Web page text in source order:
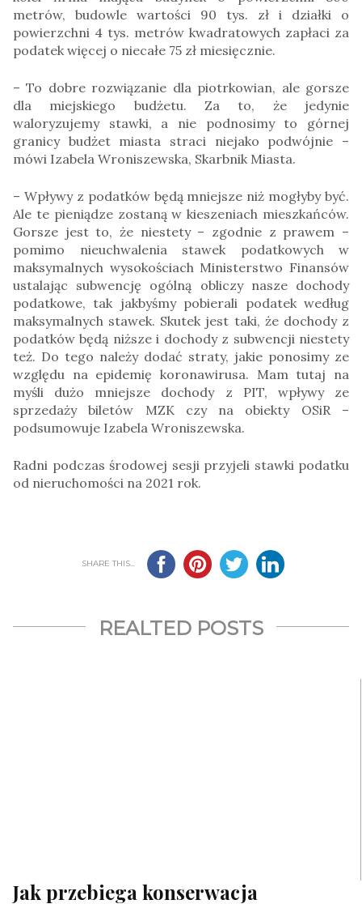
metrów, budowle wartości 90 tys. zł i działki o
powierzchni 4 tys. metrów kwadratowych zapłaci za
podatek więcej o niecałe 75 zł miesięcznie.
– To dobre rozwiązanie dla piotrkowian, ale gorsze
dla miejskiego budżetu. Za to, że jedynie
waloryzujemy stawki, a nie podnosimy to górnej
granicy budżet miasta straci niejako podwójnie –
mówi Izabela Wroniszewska, Skarbnik Miasta.
– Wpływy z podatków będą mniejsze niż mogłyby być.
Ale te pieniądze zostaną w kieszeniach mieszkańców.
Gorsze jest to, że niestety – zgodnie z prawem –
pomimo nieuchwalenia stawek podatkowych w
maksymalnych wysokościach Ministerstwo Finansów
ustalając subwencję ogólną obliczy nasze dochody
podatkowe, tak jakbyśmy pobierali podatek według
maksymalnych stawek. Skutek jest taki, że dochody z
podatków będą niższe i dochody z subwencji niestety
też. Do tego należy dodać straty, jakie ponosimy ze
względu na epidemię koronawirusa. Mam tutaj na
myśli dużo mniejsze dochody z PIT, wpływy ze
sprzedaży biletów MZK czy na obiekty OSiR –
podsumowuje Izabela Wroniszewska.
Radni podczas środowej sesji przyjeli stawki podatku
od nieruchomości na 2021 rok.
SHARE THIS...
REALTED POSTS
Jak przebiega konserwacja